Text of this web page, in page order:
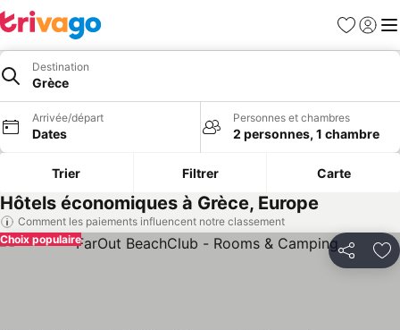
Favoris
Se
Destination
Grèce
Arrivée/départ
Dates
Personnes et chambres
2 personnes, 1 chambre
Trier Filtrer Carte
Hôtels économiques à Grèce, Europe
Comment les paiements influencent notre classement
Partager
Choix populaire